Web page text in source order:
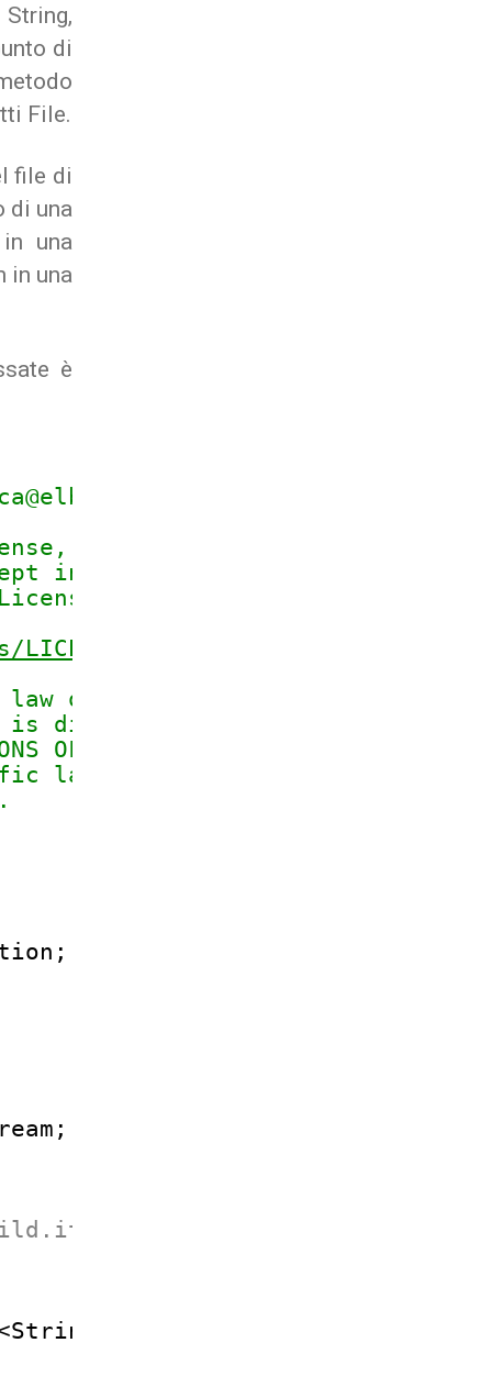
di
File.
file di
di una
una
in una
è
Version 2.0 (the "License");
in compliance with the
at
2.0
law or agreed to in writing,
distributed on an "AS IS"
OF ANY KIND, either express
language governing permissions
fnames, String fout) {